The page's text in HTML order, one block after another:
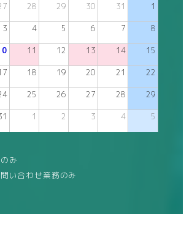
28 29 30 31 1
3 4 5 6 7 8
11 12 13 14 15
18 19 20 21 22
25 26 27 28 29
1 2 3 4 5
み
い合わせ業務のみ